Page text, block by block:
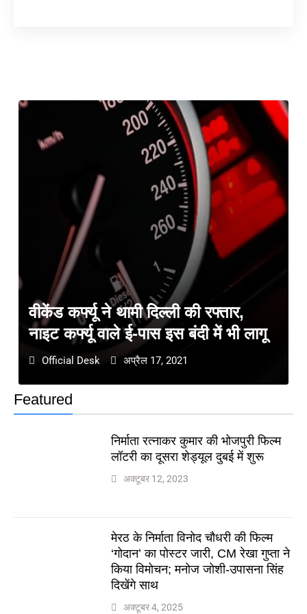
Featured
निर्माता रत्नाकर कुमार की भोजपुरी फिल्म
लॉटरी का दूसरा शेड्यूल दुबई में शुरू
अक्टूबर 12, 2023
मेरठ के निर्माता विनोद चौधरी की फिल्म
‘गोदान’ का पोस्टर जारी, CM रेखा गुप्ता ने
किया विमोचन; मनोज जोशी-उपासना सिंह
दिखेंगे साथ
अक्टूबर 4, 2025
वीकेंड कर्फ्यू ने थामी दिल्ली की रफ्तार,
नाइट कर्फ्यू वाले ई-पास इस बंदी में भी लागू
Official Desk अप्रैल 17, 2021